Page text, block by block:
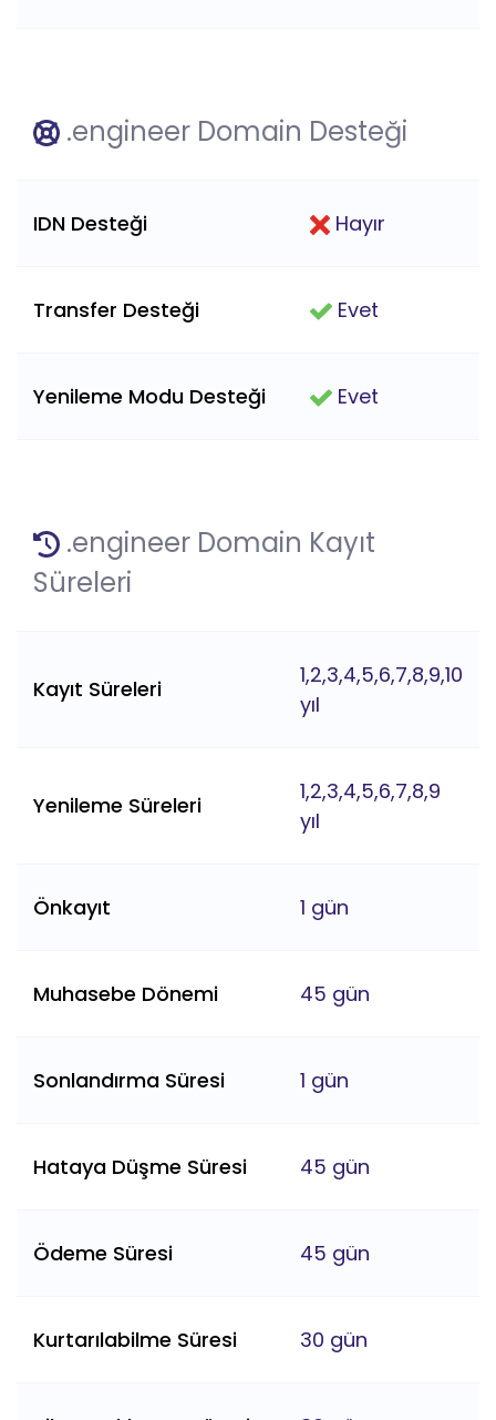
.engineer Domain Desteği
IDN Desteği Hayır
Transfer Desteği Evet
Yenileme Modu Desteği Evet
.engineer Domain Kayıt
Süreleri
Kayıt Süreleri
1,2,3,4,5,6,7,8,9,10
yıl
Yenileme Süreleri
1,2,3,4,5,6,7,8,9
yıl
Önkayıt 1 gün
Muhasebe Dönemi 45 gün
Sonlandırma Süresi 1 gün
Hataya Düşme Süresi 45 gün
Ödeme Süresi 45 gün
Kurtarılabilme Süresi 30 gün